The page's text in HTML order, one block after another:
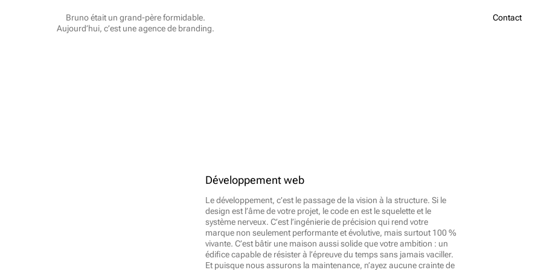
Bruno était un grand-père formidable.
Aujourd’hui, c’est une agence de branding.
Contact
Développement web
Le développement, c’est le passage de la vision à la structure. Si le
design est l’âme de votre projet, le code en est le squelette et le
système nerveux. C’est l’ingénierie de précision qui rend votre
marque non seulement performante et évolutive, mais surtout 100 %
vivante. C’est bâtir une maison aussi solide que votre ambition : un
édifice capable de résister à l’épreuve du temps sans jamais vaciller.
Et puisque nous assurons la maintenance, n’ayez aucune crainte de